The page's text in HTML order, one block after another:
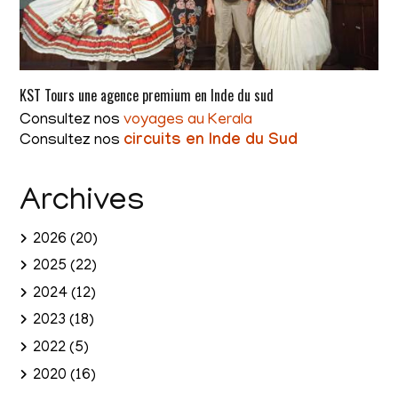
KST Tours une agence premium en Inde du sud
Consultez nosvoyages au Kerala
Consultez nos circuits en Inde du Sud
Archives
2026 (20)
2025 (22)
2024 (12)
2023 (18)
2022 (5)
2020 (16)